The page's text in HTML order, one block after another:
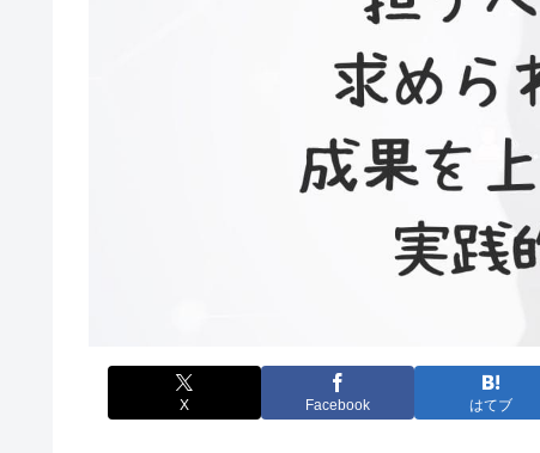
X Facebook はてブ